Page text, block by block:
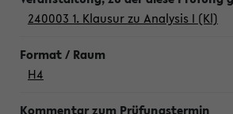
240003 1. Klausur zu Analysis I (Kl)
H4